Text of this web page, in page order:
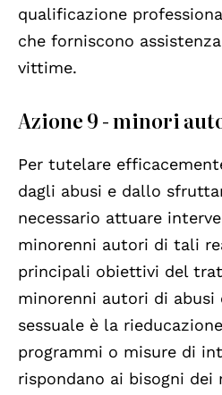
qualificazione
che forniscono
vittime.
Azione 9 - minori
Per tutelare
dagli abusi e dallo
necessario attuare
minorenni autori di tali
principali obiettivi del
minorenni autori di
sessuale è la
programmi o misure di
rispondano ai bisogni dei